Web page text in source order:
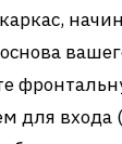
для входа